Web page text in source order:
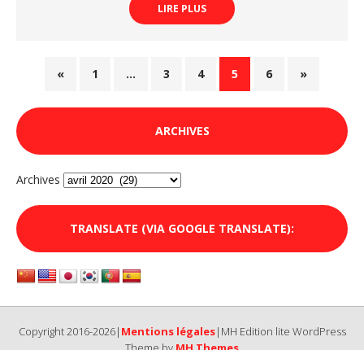
LIRE PLUS
« 1 … 3 4 5 6 »
ARCHIVES
Archives
TRANSLATE (VIA GOOGLE TRANSLATE):
Copyright 2016-2026| Mentions légales|MH Edition lite WordPress